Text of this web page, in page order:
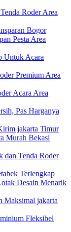
Roder Area
Bogor
Pesta Area
Untuk Acara
Premium Area
Acara Area
Pas Harganya
jakarta Timur
Murah Bekasi
dan Tenda Roder
Terlengkap
Desain Menarik
Maksimal jakarta
Fleksibel